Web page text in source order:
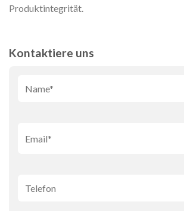
Produktintegrität.
Kontaktiere uns